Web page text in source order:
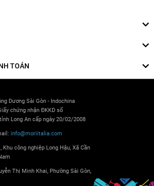
TOÁN
Dương Sài Gòn - Indochina
chứng nhận ĐKKD số
Long An cấp ngày 20/02/2008
info@moriitalia.com
công nghiệp Long Hậu, Xã Cần
Thị Minh Khai, Phường Sài Gòn,